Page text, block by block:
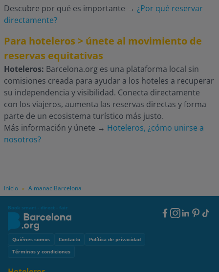
Inicio » Almanac Barcelona
Descubre por qué es importante → ¿Por qué reservar
directamente?
Para hoteleros > únete al movimiento de
reservas equitativas
Hoteleros: Barcelona.org es una plataforma local sin
comisiones creada para ayudar a los hoteles a recuperar
su independencia y visibilidad. Conecta directamente
con los viajeros, aumenta las reservas directas y forma
parte de un ecosistema turístico más justo.
Más información y únete → Hoteleros, ¿cómo unirse a
nosotros?
Book smart - direct - fair
Footer
Social
Footer
Quiénes somos Contacto
Política de privacidad
Términos y condiciones